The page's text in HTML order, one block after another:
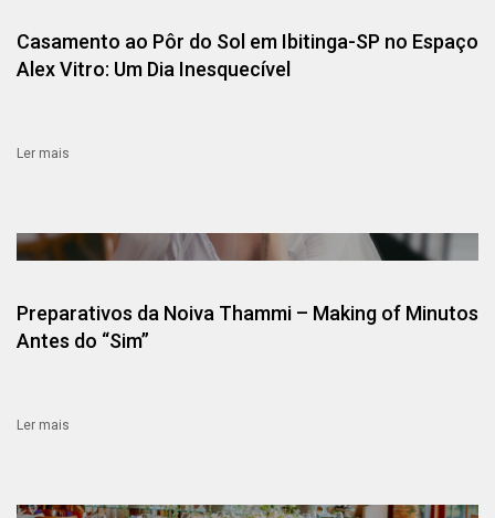
Casamento ao Pôr do Sol em Ibitinga-SP no Espaço
Alex Vitro: Um Dia Inesquecível
Ler mais
Preparativos da Noiva Thammi – Making of Minutos
Antes do “Sim”
Ler mais